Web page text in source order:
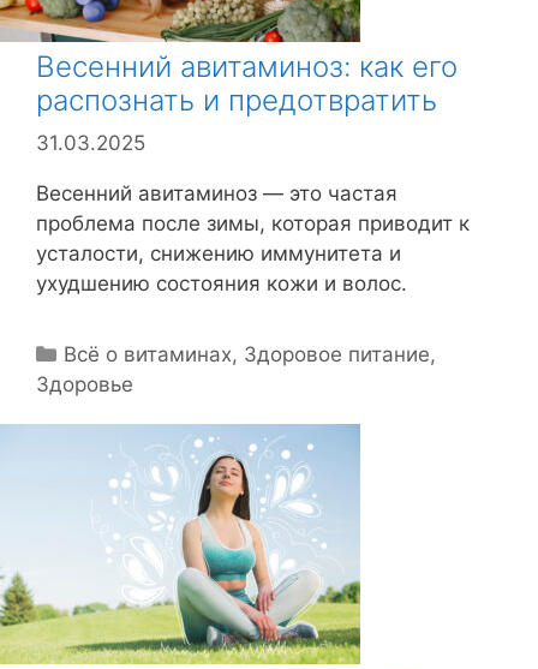
Весенний авитаминоз: как его
распознать и предотвратить
31.03.2025
Весенний авитаминоз — это частая
проблема после зимы, которая приводит к
усталости, снижению иммунитета и
ухудшению состояния кожи и волос.
Р
у
Всё о витаминах, Здоровое питание,
Здоровье